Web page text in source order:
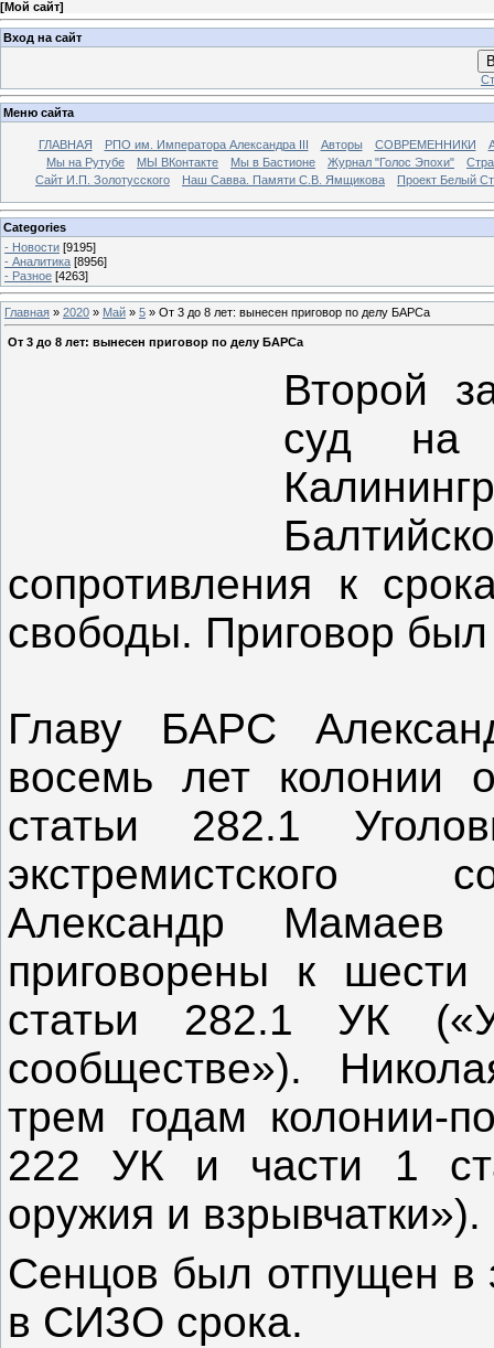
[Мой сайт]
Вход на сайт
Меню сайта
ГЛАВНАЯ РПО им. Императора Александра III Авторы СОВРЕМЕННИКИ
Мы на Рутубе
МЫ ВКонтакте Мы в Бастионе Журнал "Голос Эпохи"
Сайт И.П. Золотусского
Наш Савва. Памяти С.В. Ямщикова Проект Белый
Categories
- Новости [9195]
- Аналитика [8956]
- Разное [4263]
Главная » 2020 » Май » 5 » От 3 до 8 лет: вынесен приговор по делу БАРСа
От 3 до 8 лет: вынесен приговор по делу БАРСа
Второй
суд на
сопротивления к
свободы. Приговор
Главу БАРС
восемь лет колонии
статьи 282.1
экстремистского
Александр
приговорены к
статьи 282.1 УК
сообществе»).
трем годам колонии-
222 УК и части 1
оружия и взрывчатки»).
Сенцов был отпущен в
в СИЗО срока.